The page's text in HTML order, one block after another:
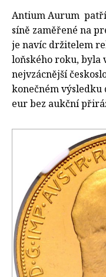
Antium Aurum
síně zaměřené na
je navíc držitelem
loňského roku, byla
nejvzácnější
konečném výsledku
eur bez aukční